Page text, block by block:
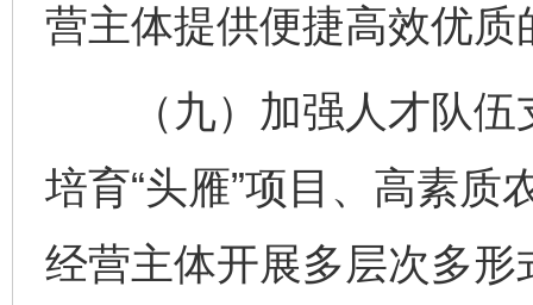
营主体提供便捷高效优质
（九）加强人才队伍
培育“头雁”项目、高素质
经营主体开展多层次多